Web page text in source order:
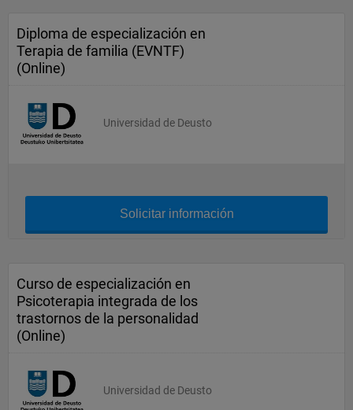
Diploma de especialización en
Terapia de familia (EVNTF)
(Online)
Universidad de Deusto
Solicitar información
Curso de especialización en
Psicoterapia integrada de los
trastornos de la personalidad
(Online)
Universidad de Deusto